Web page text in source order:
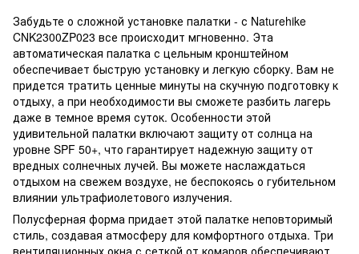
Забудьте о сложной установке палатки - с Naturehike
CNK2300ZP023 все происходит мгновенно. Эта
автоматическая палатка с цельным кронштейном
обеспечивает быструю установку и легкую сборку. Вам не
придется тратить ценные минуты на скучную подготовку к
отдыху, а при необходимости вы сможете разбить лагерь
даже в темное время суток. Особенности этой
удивительной палатки включают защиту от солнца на
уровне SPF 50+, что гарантирует надежную защиту от
вредных солнечных лучей. Вы можете наслаждаться
отдыхом на свежем воздухе, не беспокоясь о губительном
влиянии ультрафиолетового излучения.
Полусферная форма придает этой палатке неповторимый
стиль, создавая атмосферу для комфортного отдыха. Три
вентиляционных окна с сеткой от комаров обеспечивают